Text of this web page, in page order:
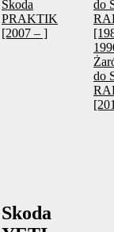
Skoda
PRAKTIK
[2007 – ]
do
do
Skoda